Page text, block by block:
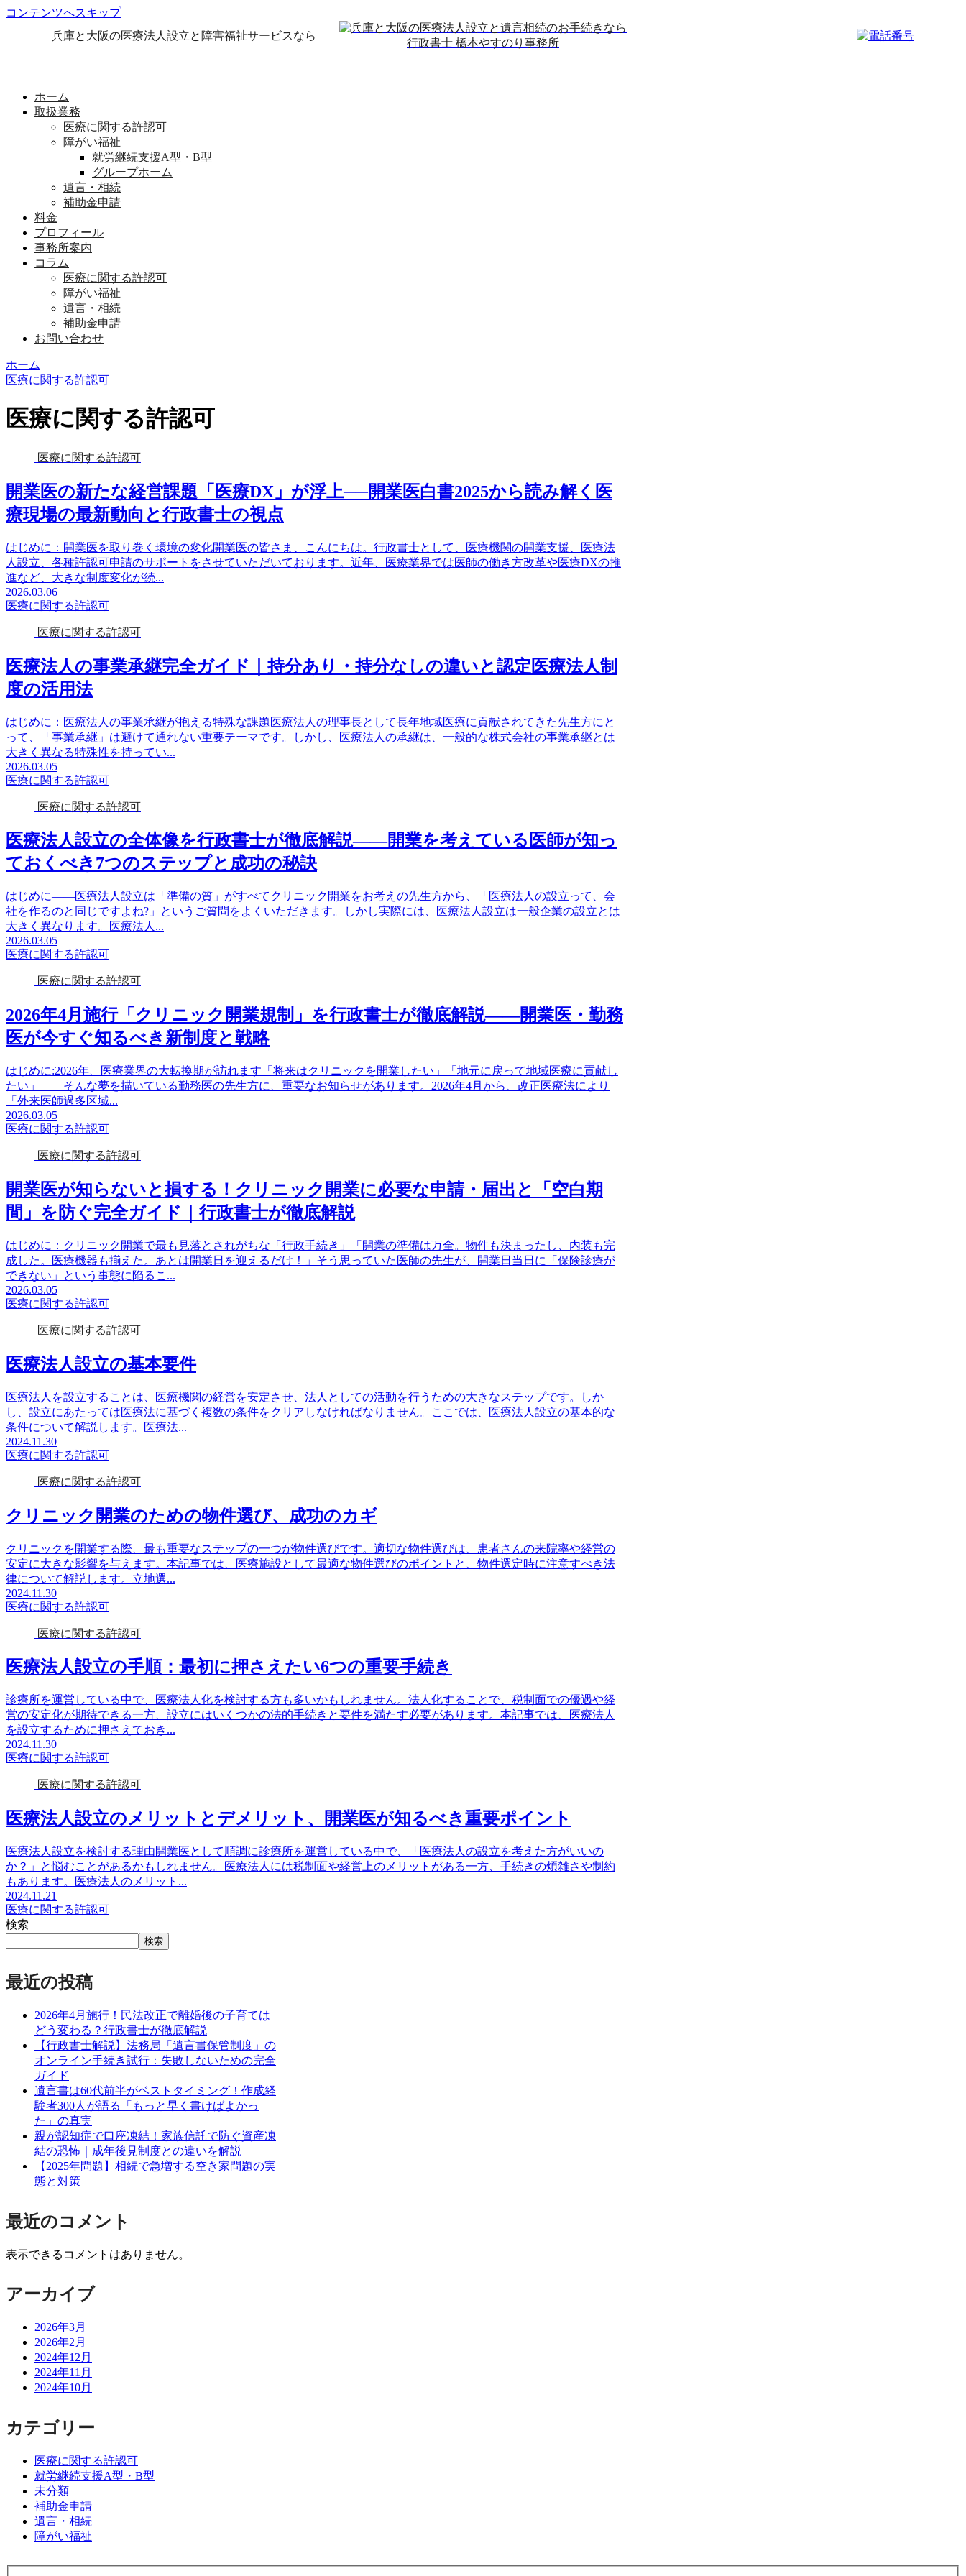
コンテンツへスキップ
兵庫と大阪の医療法人設立と障害福祉サービスなら
ホーム
取扱業務
医療に関する許認可
障がい福祉
就労継続支援A型・B型
グループホーム
遺言・相続
補助金申請
料金
プロフィール
事務所案内
コラム
医療に関する許認可
障がい福祉
遺言・相続
補助金申請
お問い合わせ
ホーム
医療に関する許認可
医療に関する許認可
医療に関する許認可
開業医の新たな経営課題「医療DX」が浮上──開業医白書2025から読み解く医
療現場の最新動向と行政書士の視点
はじめに：開業医を取り巻く環境の変化開業医の皆さま、こんにちは。行政書士として、医療機関の開業支援、医療法
人設立、各種許認可申請のサポートをさせていただいております。近年、医療業界では医師の働き方改革や医療DXの推
進など、大きな制度変化が続...
2026.03.06
医療に関する許認可
医療に関する許認可
医療法人の事業承継完全ガイド｜持分あり・持分なしの違いと認定医療法人制
度の活用法
はじめに：医療法人の事業承継が抱える特殊な課題医療法人の理事長として長年地域医療に貢献されてきた先生方にと
って、「事業承継」は避けて通れない重要テーマです。しかし、医療法人の承継は、一般的な株式会社の事業承継とは
大きく異なる特殊性を持ってい...
2026.03.05
医療に関する許認可
医療に関する許認可
医療法人設立の全体像を行政書士が徹底解説——開業を考えている医師が知っ
ておくべき7つのステップと成功の秘訣
はじめに——医療法人設立は「準備の質」がすべてクリニック開業をお考えの先生方から、「医療法人の設立って、会
社を作るのと同じですよね?」というご質問をよくいただきます。しかし実際には、医療法人設立は一般企業の設立とは
大きく異なります。医療法人...
2026.03.05
医療に関する許認可
医療に関する許認可
2026年4月施行「クリニック開業規制」を行政書士が徹底解説——開業医・勤務
医が今すぐ知るべき新制度と戦略
はじめに:2026年、医療業界の大転換期が訪れます「将来はクリニックを開業したい」「地元に戻って地域医療に貢献し
たい」——そんな夢を描いている勤務医の先生方に、重要なお知らせがあります。2026年4月から、改正医療法により
「外来医師過多区域...
2026.03.05
医療に関する許認可
医療に関する許認可
開業医が知らないと損する！クリニック開業に必要な申請・届出と「空白期
間」を防ぐ完全ガイド｜行政書士が徹底解説
はじめに：クリニック開業で最も見落とされがちな「行政手続き」「開業の準備は万全。物件も決まったし、内装も完
成した。医療機器も揃えた。あとは開業日を迎えるだけ！」そう思っていた医師の先生が、開業日当日に「保険診療が
できない」という事態に陥るこ...
2026.03.05
医療に関する許認可
医療に関する許認可
医療法人設立の基本要件
医療法人を設立することは、医療機関の経営を安定させ、法人としての活動を行うための大きなステップです。しか
し、設立にあたっては医療法に基づく複数の条件をクリアしなければなりません。ここでは、医療法人設立の基本的な
条件について解説します。医療法...
2024.11.30
医療に関する許認可
医療に関する許認可
クリニック開業のための物件選び、成功のカギ
クリニックを開業する際、最も重要なステップの一つが物件選びです。適切な物件選びは、患者さんの来院率や経営の
安定に大きな影響を与えます。本記事では、医療施設として最適な物件選びのポイントと、物件選定時に注意すべき法
律について解説します。立地選...
2024.11.30
医療に関する許認可
医療に関する許認可
医療法人設立の手順：最初に押さえたい6つの重要手続き
診療所を運営している中で、医療法人化を検討する方も多いかもしれません。法人化することで、税制面での優遇や経
営の安定化が期待できる一方、設立にはいくつかの法的手続きと要件を満たす必要があります。本記事では、医療法人
を設立するために押さえておき...
2024.11.30
医療に関する許認可
医療に関する許認可
医療法人設立のメリットとデメリット、開業医が知るべき重要ポイント
医療法人設立を検討する理由開業医として順調に診療所を運営している中で、「医療法人の設立を考えた方がいいの
か？」と悩むことがあるかもしれません。医療法人には税制面や経営上のメリットがある一方、手続きの煩雑さや制約
もあります。医療法人のメリット...
2024.11.21
医療に関する許認可
検索
検索
最近の投稿
2026年4月施行！民法改正で離婚後の子育ては
どう変わる？行政書士が徹底解説
【行政書士解説】法務局「遺言書保管制度」の
オンライン手続き試行：失敗しないための完全
ガイド
遺言書は60代前半がベストタイミング！作成経
験者300人が語る「もっと早く書けばよかっ
た」の真実
親が認知症で口座凍結！家族信託で防ぐ資産凍
結の恐怖｜成年後見制度との違いを解説
【2025年問題】相続で急増する空き家問題の実
態と対策
最近のコメント
表示できるコメントはありません。
アーカイブ
2026年3月
2026年2月
2024年12月
2024年11月
2024年10月
カテゴリー
医療に関する許認可
就労継続支援A型・B型
未分類
補助金申請
遺言・相続
障がい福祉